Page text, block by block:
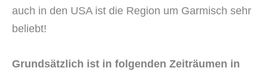
auch in den USA ist die Region um Garmisch sehr
beliebt!
Grundsätzlich ist in folgenden Zeiträumen in